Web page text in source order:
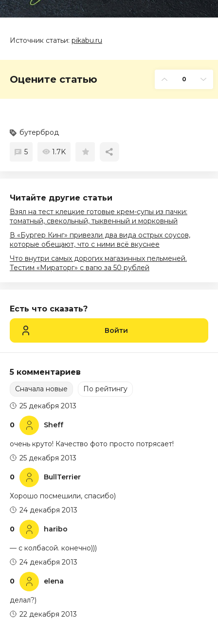
Источник cтатьи: pikabu.ru
Оцените статью 0
бутерброд
5 1.7K
Читайте другие статьи
Взял на тест клецкие готовые крем-супы из пачки:
томатный, свекольный, тыквенный и морковный
В «Бургер Кинг» привезли два вида острых соусов,
которые обещают, что с ними всё вкуснее
Что внутри самых дорогих магазинных пельменей.
Тестим «Мираторг» с вагю за 50 рублей
Есть что сказать?
Войти
5 комментариев
Сначала новые По рейтингу
0 Sheff
25 декабря 2013
очень круто! Качество фото просто потрясает!
0 BullTerrier
25 декабря 2013
Хорошо посмешили, спасибо)
0 haribo
24 декабря 2013
— с колбасой. конечно)))
0 elena
24 декабря 2013
делал?)
22 декабря 2013